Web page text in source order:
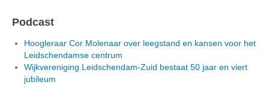
Podcast
Hoogleraar Cor Molenaar over leegstand en kansen voor het
Leidschendamse centrum
Wijkvereniging Leidschendam-Zuid bestaat 50 jaar en viert
jubileum